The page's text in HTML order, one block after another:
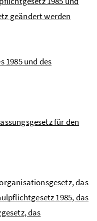
geändert werden
1985 und des
für den
das
1985, das
das